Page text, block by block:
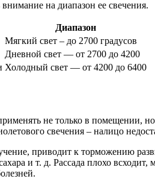
на диапазон ее свечения.
Диапазон
Мягкий свет – до 2700 градусов
Дневной свет — от 2700 до 4200
Холодный свет — от 4200 до 6400
не только в помещении,
свечения – налицо
приводит к торможению
и т. д. Рассада плохо